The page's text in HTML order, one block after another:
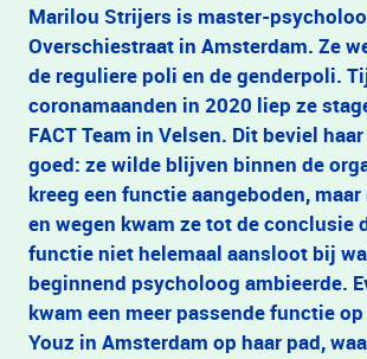
Marilou Strijers is master-
Overschiestraat in Amsterdam. Ze
de reguliere poli en de genderpoli.
coronamaanden in 2020 liep ze
FACT Team in Velsen. Dit beviel
goed: ze wilde blijven binnen de
kreeg een functie aangeboden,
en wegen kwam ze tot de conclusie
functie niet helemaal aansloot bij
beginnend psycholoog ambieerde.
kwam een meer passende functie
Youz in Amsterdam op haar pad,